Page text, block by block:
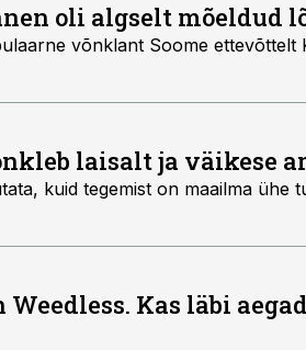
oli algselt mõeldud
võnklant Soome ettevõttelt
laisalt ja väikese
kuid tegemist on maailma ühe
Kas läbi